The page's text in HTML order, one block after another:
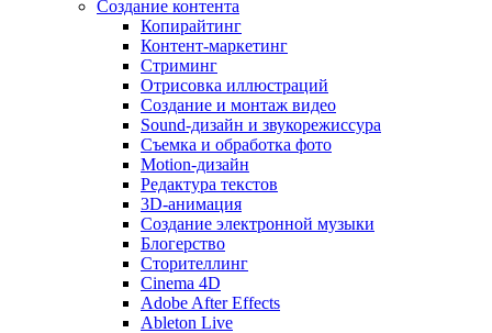
Создание контента
Копирайтинг
Контент-маркетинг
Стриминг
Отрисовка иллюстраций
Создание и монтаж видео
Sound-дизайн и звукорежиссура
Съемка и обработка фото
Motion-дизайн
Редактура текстов
3D-анимация
Создание электронной музыки
Блогерство
Сторителлинг
Cinema 4D
Adobe After Effects
Ableton Live